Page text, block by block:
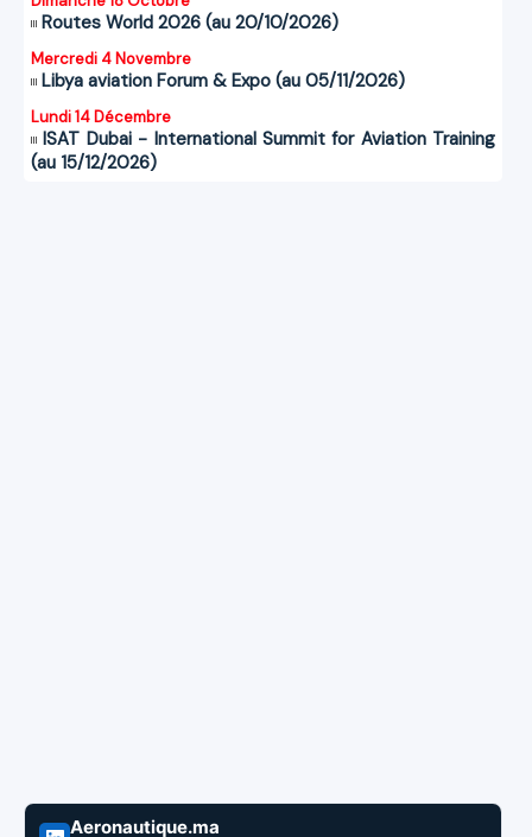
Routes World 2026 (au 20/10/2026)
Mercredi 4 Novembre
Libya aviation Forum & Expo (au 05/11/2026)
Lundi 14 Décembre
ISAT Dubai - International Summit for Aviation Training
(au 15/12/2026)
Aeronautique.ma